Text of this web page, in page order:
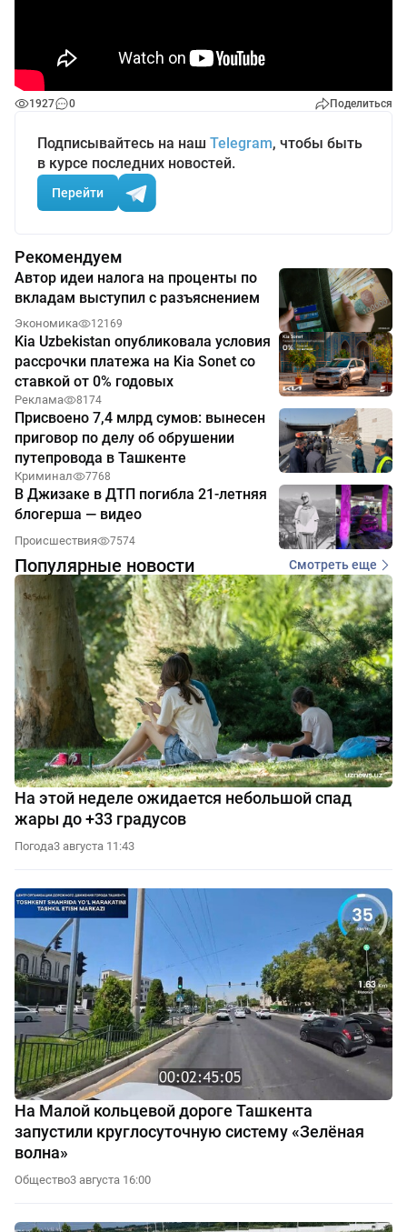
1927 0 Поделиться
Подписывайтесь на наш Telegram, чтобы быть
в курсе последних новостей.
Перейти
Рекомендуем
Автор идеи налога на проценты по
вкладам выступил с разъяснением
Экономика 12169
Kia Uzbekistan опубликовала условия
рассрочки платежа на Kia Sonet со
ставкой от 0% годовых
Реклама 8174
Присвоено 7,4 млрд сумов: вынесен
приговор по делу об обрушении
путепровода в Ташкенте
Криминал 7768
В Джизаке в ДТП погибла 21-летняя
блогерша — видео
Происшествия 7574
Популярные новости Смотреть еще
На этой неделе ожидается небольшой спад
жары до +33 градусов
Погода3 августа 11:43
На Малой кольцевой дороге Ташкента
запустили круглосуточную систему «Зелёная
волна»
Общество3 августа 16:00